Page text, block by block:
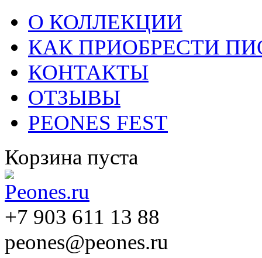
О КОЛЛЕКЦИИ
КАК ПРИОБРЕСТИ
КОНТАКТЫ
ОТЗЫВЫ
PEONES FEST
Корзина пуста
+7 903 611 13 88
peones@peones.ru